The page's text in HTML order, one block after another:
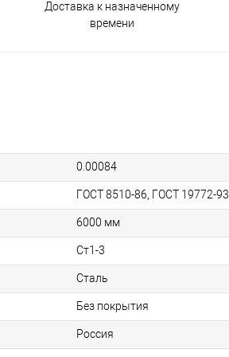
Доставка к назначенному
времени
0.00084
ГОСТ 8510-86, ГОСТ 19772-93
6000 мм
Ст1-3
Сталь
Без покрытия
Россия